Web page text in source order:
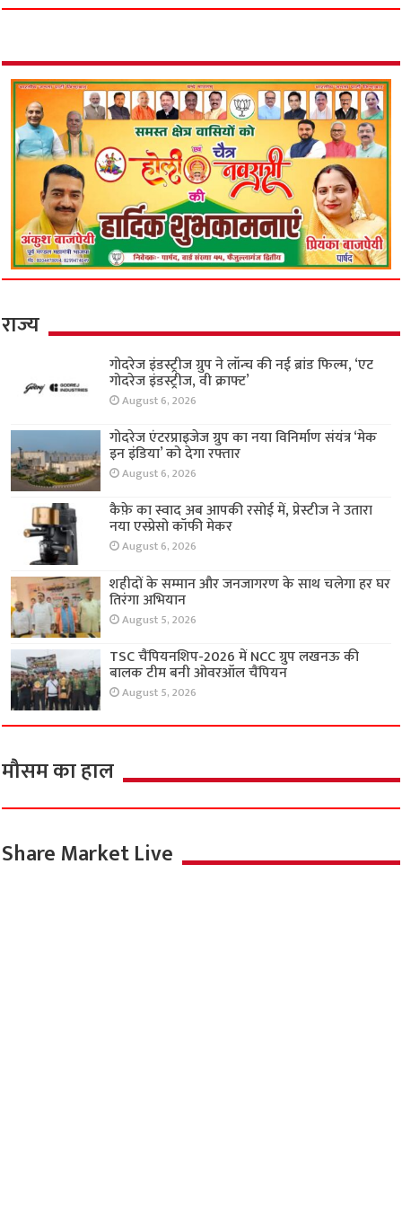
राज्य
गोदरेज इंडस्ट्रीज ग्रुप ने लॉन्च की नई ब्रांड फिल्म, ‘एट
गोदरेज इंडस्ट्रीज, वी क्राफ्ट’
August 6, 2026
गोदरेज एंटरप्राइजेज ग्रुप का नया विनिर्माण संयंत्र ‘मेक
इन इंडिया’ को देगा रफ्तार
August 6, 2026
कैफ़े का स्वाद अब आपकी रसोई में, प्रेस्टीज ने उतारा
नया एस्प्रेसो कॉफी मेकर
August 6, 2026
शहीदों के सम्मान और जनजागरण के साथ चलेगा हर घर
तिरंगा अभियान
August 5, 2026
TSC चैंपियनशिप-2026 में NCC ग्रुप लखनऊ की
बालक टीम बनी ओवरऑल चैंपियन
August 5, 2026
मौसम का हाल
Share Market Live